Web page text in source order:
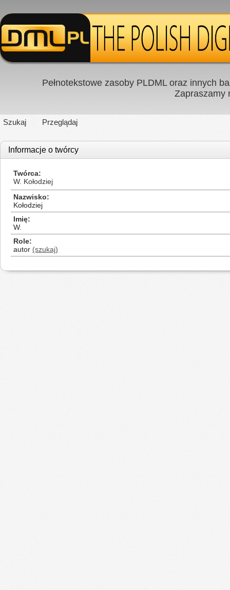
Pełnotekstowe zasoby PLDML oraz innych
Zapraszamy
Szukaj Przeglądaj
Informacje o twórcy
Twórca
W. Kołodziej
Nazwisko
Kołodziej
Imię
W.
Role
autor (szukaj)